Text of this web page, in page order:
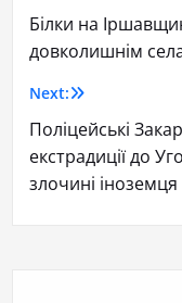
Білки на
довколишнім
Next:
Поліцейські
екстрадиції до
злочині іноземця